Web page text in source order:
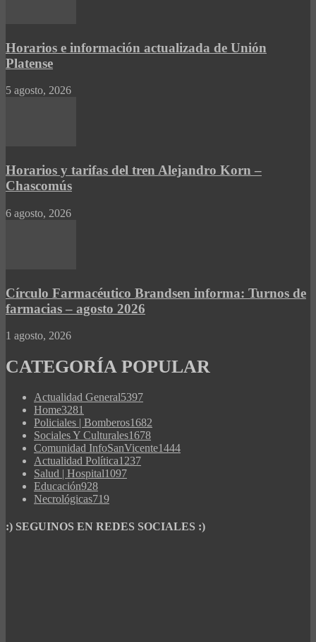
Horarios e información actualizada de Unión
Platense
5 agosto, 2026
Horarios y tarifas del tren Alejandro Korn –
Chascomús
6 agosto, 2026
Círculo Farmacéutico Brandsen informa: Turnos de
farmacias – agosto 2026
1 agosto, 2026
CATEGORÍA POPULAR
Actualidad General5397
Home3281
Policiales | Bomberos1682
Sociales Y Culturales1678
Comunidad InfoSanVicente1444
Actualidad Política1237
Salud | Hospital1097
Educación928
Necrológicas719
:) SEGUINOS EN REDES SOCIALES :)